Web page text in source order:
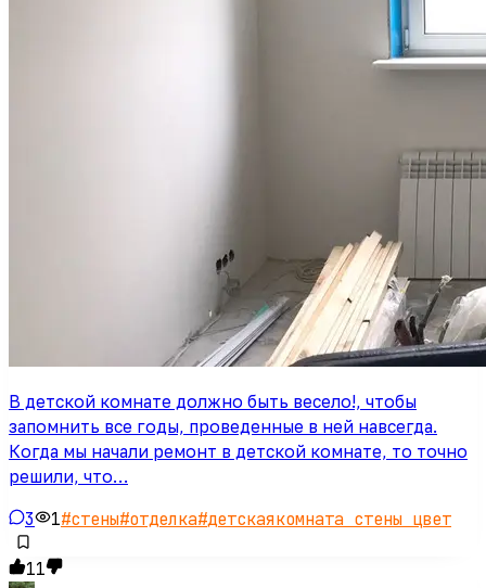
В детской комнате должно быть весело!, чтобы
запомнить все годы, проведенные в ней навсегда.
Когда мы начали ремонт в детской комнате, то точно
решили, что…
3 1#стены#отделка#детскаякомната стены цвет
11